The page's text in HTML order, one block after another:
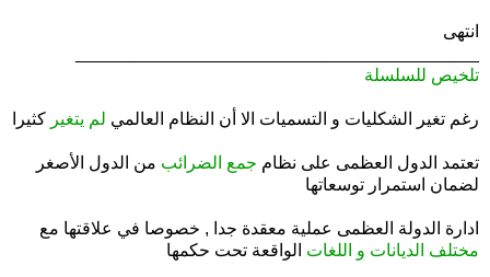
انتهى
تلخيص للسلسلة
رغم تغير الشكليات و التسميات الا أن النظام العالمي لم يتغير كثيرا
تعتمد الدول العظمى على نظام جمع الضرائب من الدول الأصغر
لضمان استمرار توسعاتها
ادارة الدولة العظمى عملية معقدة جدا , خصوصا في علاقتها مع
مختلف الديانات و اللغات الواقعة تحت حكمها